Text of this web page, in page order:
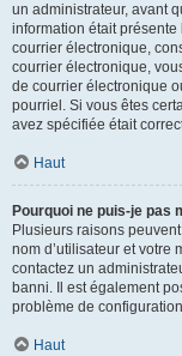
un administrateur, avant
information était
courrier électronique,
courrier électronique,
de courrier électronique
pourriel. Si vous êtes
avez spécifiée était
Haut
Pourquoi ne puis-je pas
Plusieurs raisons
nom d’utilisateur et votre
contactez un
banni. Il est également
problème de
Haut